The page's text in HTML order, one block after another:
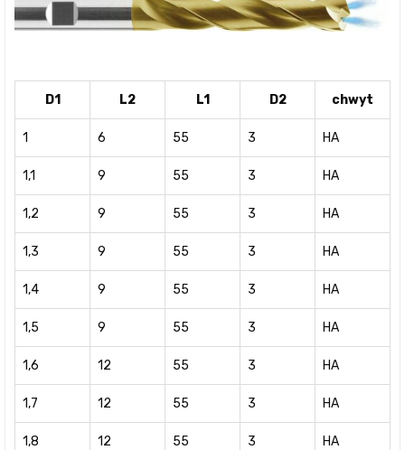
D1 L2 L1 D2 chwyt
1 6 55 3 HA
1,1 9 55 3 HA
1,2 9 55 3 HA
1,3 9 55 3 HA
1,4 9 55 3 HA
1,5 9 55 3 HA
1,6 12 55 3 HA
1,7 12 55 3 HA
1,8 12 55 3 HA